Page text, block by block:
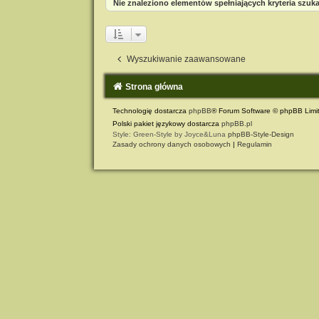
Nie znaleziono elementów spełniających kryteria
Wyszukiwanie zaawansowane
Strona główna
Technologię dostarcza phpBB® Forum Software © phpBB
Polski pakiet językowy dostarcza phpBB.pl
Style: Green-Style by Joyce&Luna phpBB-Style-Design
Zasady ochrony danych osobowych | Regulamin